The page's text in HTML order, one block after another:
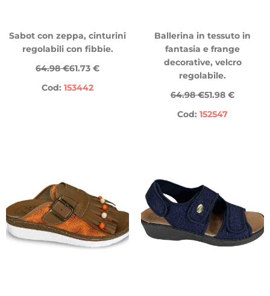
Sabot con zeppa, cinturini
regolabili con fibbie.
64.98 €61.73 €
Cod: 153442
Ballerina in tessuto in
fantasia e frange
decorative, velcro
regolabile.
64.98 €51.98 €
Cod: 152547